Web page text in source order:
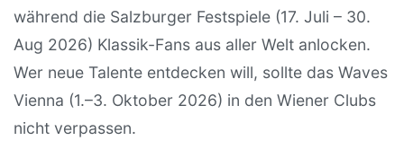
während die Salzburger Festspiele (17. Juli – 30.
Aug 2026) Klassik-Fans aus aller Welt anlocken.
Wer neue Talente entdecken will, sollte das Waves
Vienna (1.–3. Oktober 2026) in den Wiener Clubs
nicht verpassen.